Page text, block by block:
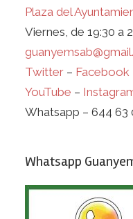
Plaza del
Viernes, de 19:30 a
Twitter – Facebook
YouTube –
Whatsapp – 644 63
Whatsapp